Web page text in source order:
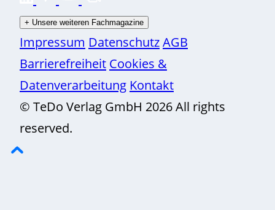
+ Unsere weiteren Fachmagazine
Impressum DatenschutzAGB
Barrierefreiheit Cookies &
Datenverarbeitung Kontakt
© TeDo Verlag GmbH 2026 All rights
reserved.